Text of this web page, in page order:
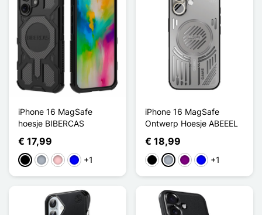
iPhone 16 MagSafe
hoesje BIBERCAS
€ 17,99
ZwartGrijsRozeBlauw
+1
iPhone 16 MagSafe
Ontwerp Hoesje ABEEEL
€ 18,99
ZwartGrijsPurperBlauw
+1